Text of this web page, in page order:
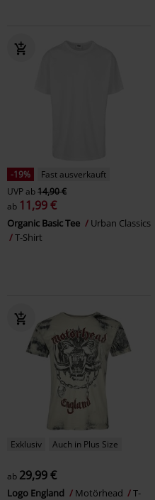
-19%
Fast ausverkauft
UVPab14,90 €
ab 11,99 €
Organic Basic Tee
Urban Classics
T-Shirt
Exklusiv Auch in Plus Size
ab 29,99 €
Logo England Motörhead
T-